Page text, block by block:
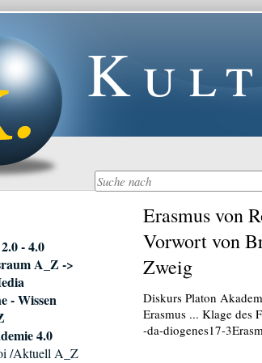
Erasmus von
Vorwort von
Zweig
Diskurs Platon
Erasmus ... Klage des
-da-diogenes17-
- 4.0
A_Z ->
- Wissen
4.0
/Aktuell A_Z